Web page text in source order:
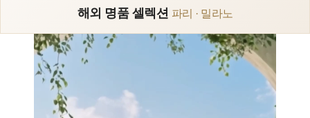
해외 명품 셀렉션 파리 · 밀라노